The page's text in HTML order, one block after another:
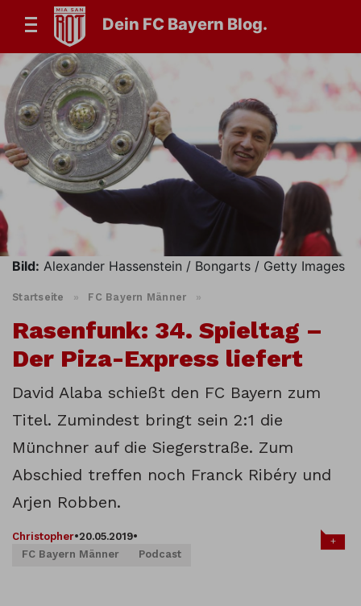
Dein FC Bayern Blog.
Bild: Alexander Hassenstein / Bongarts / Getty Images
Startseite » FC Bayern Männer »
Rasenfunk: 34. Spieltag –
Der Piza-Express liefert
David Alaba schießt den FC Bayern zum
Titel. Zumindest bringt sein 2:1 die
Münchner auf die Siegerstraße. Zum
Abschied treffen noch Franck Ribéry und
Arjen Robben.
Christopher•20.05.2019•
FC Bayern Männer
Podcast
+